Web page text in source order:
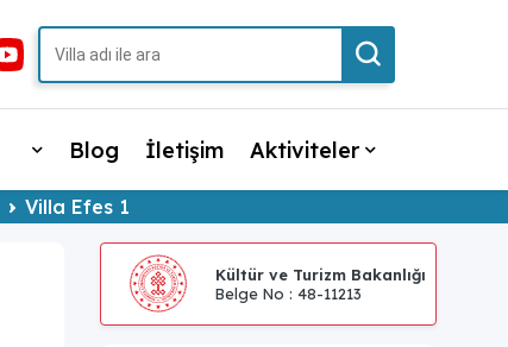
Blog İletişim Aktiviteler
Villa Efes 1
Kültür ve Turizm Bakanlığı
Belge No : 48-11213